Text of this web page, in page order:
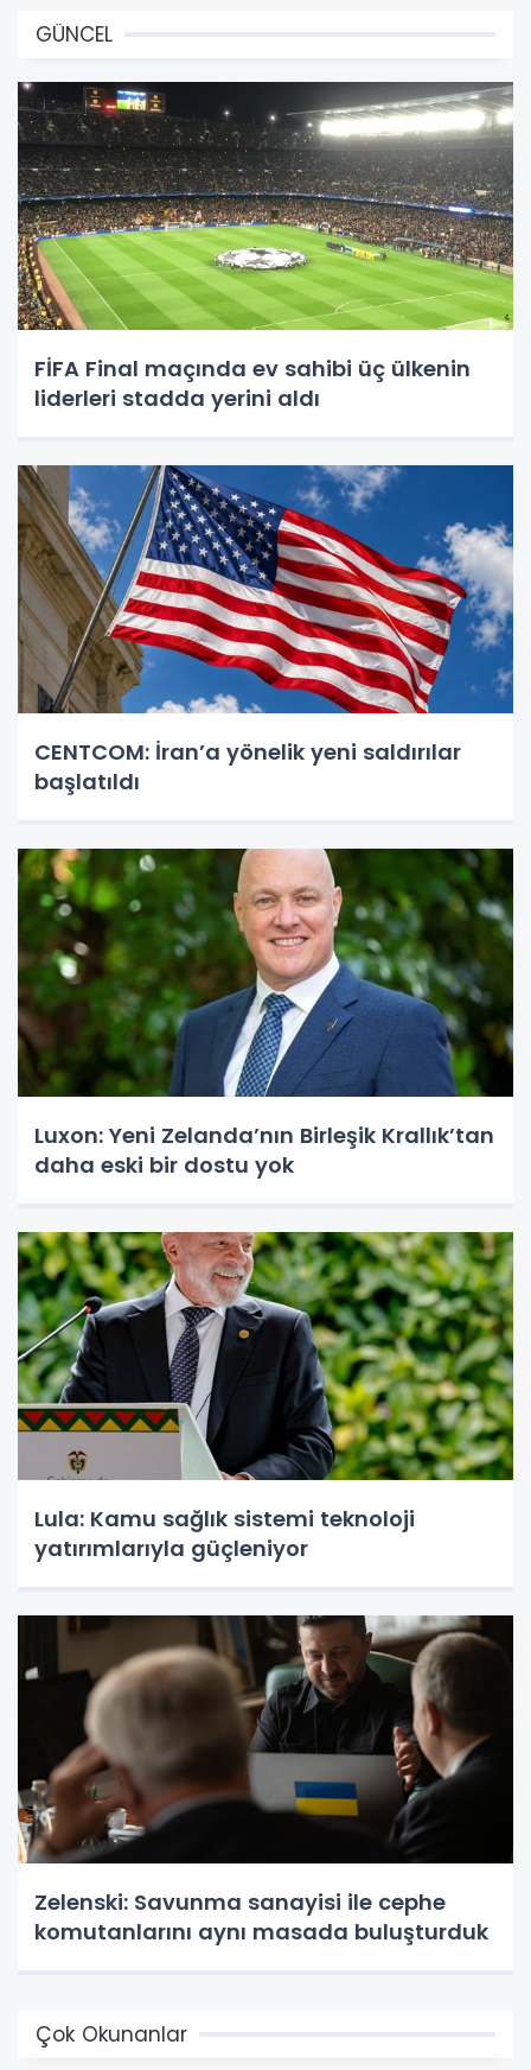
GÜNCEL
FİFA Final maçında ev sahibi üç ülkenin
liderleri stadda yerini aldı
CENTCOM: İran’a yönelik yeni saldırılar
başlatıldı
Luxon: Yeni Zelanda’nın Birleşik Krallık’tan
daha eski bir dostu yok
Lula: Kamu sağlık sistemi teknoloji
yatırımlarıyla güçleniyor
Zelenski: Savunma sanayisi ile cephe
komutanlarını aynı masada buluşturduk
Çok Okunanlar